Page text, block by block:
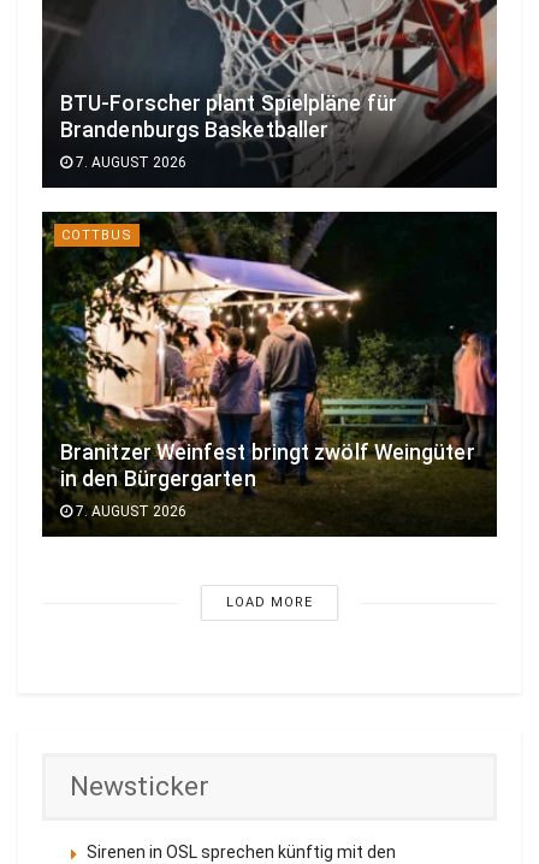
BTU-Forscher plant Spielpläne für
Brandenburgs Basketballer
7. AUGUST 2026
COTTBUS
Branitzer Weinfest bringt zwölf Weingüter
in den Bürgergarten
7. AUGUST 2026
LOAD MORE
Newsticker
Sirenen in OSL sprechen künftig mit den